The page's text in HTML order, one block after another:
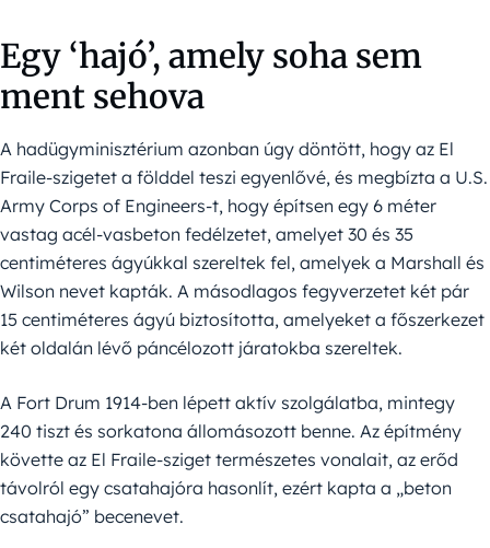
Egy ‘hajó’, amely soha sem
ment sehova
A hadügyminisztérium azonban úgy döntött, hogy az El
Fraile-szigetet a földdel teszi egyenlővé, és megbízta a U.S.
Army Corps of Engineers-t, hogy építsen egy 6 méter
vastag acél-vasbeton fedélzetet, amelyet 30 és 35
centiméteres ágyúkkal szereltek fel, amelyek a Marshall és
Wilson nevet kapták. A másodlagos fegyverzetet két pár
15 centiméteres ágyú biztosította, amelyeket a főszerkezet
két oldalán lévő páncélozott járatokba szereltek.
A Fort Drum 1914-ben lépett aktív szolgálatba, mintegy
240 tiszt és sorkatona állomásozott benne. Az építmény
követte az El Fraile-sziget természetes vonalait, az erőd
távolról egy csatahajóra hasonlít, ezért kapta a „beton
csatahajó” becenevet.